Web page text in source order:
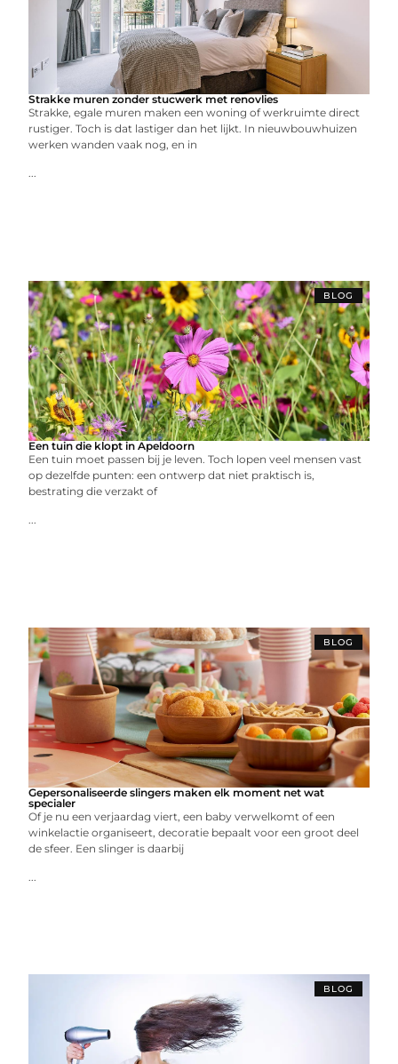
Strakke muren zonder stucwerk met renovlies
Strakke, egale muren maken een woning of werkruimte direct
rustiger. Toch is dat lastiger dan het lijkt. In nieuwbouwhuizen
werken wanden vaak nog, en in
...
BLOG
Een tuin die klopt in Apeldoorn
Een tuin moet passen bij je leven. Toch lopen veel mensen vast
op dezelfde punten: een ontwerp dat niet praktisch is,
bestrating die verzakt of
...
BLOG
Gepersonaliseerde slingers maken elk moment net wat
specialer
Of je nu een verjaardag viert, een baby verwelkomt of een
winkelactie organiseert, decoratie bepaalt voor een groot deel
de sfeer. Een slinger is daarbij
...
BLOG